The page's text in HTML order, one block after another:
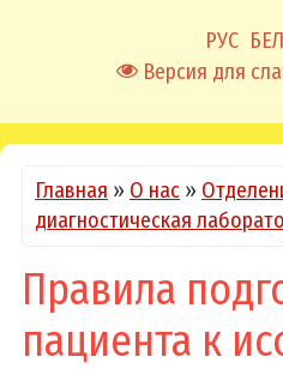
РУС БЕЛ
Версия для
Главная » О нас »
диагностическая
Правила
пациента к